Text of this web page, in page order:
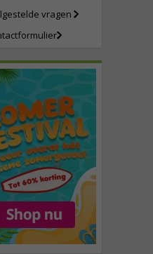
vragen